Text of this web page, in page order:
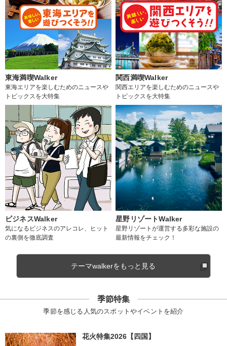
東海満喫Walker
東海エリアを楽しむためのニュースや
トピックスを大特集
関西満喫Walker
関西エリアを楽しむためのニュースや
トピックスを大特集
ビジネスWalker
気になるビジネスのアレコレ、ヒット
の裏側を徹底調査
星野リゾートWalker
星野リゾートが運営する多彩な施設の
最新情報をチェック！
テーマwalkerをもっと見る
季節特集
季節を感じる人気のスポットやイベントを紹介
花火特集2026【四国】